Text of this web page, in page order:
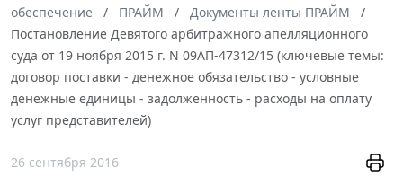
обеспечение
ПРАЙМ
Документы ленты ПРАЙМ
Постановление Девятого арбитражного апелляционного
суда от 19 ноября 2015 г. N 09АП-47312/15 (ключевые темы:
договор поставки - денежное обязательство - условные
денежные единицы - задолженность - расходы на оплату
услуг представителей)
26 сентября 2016